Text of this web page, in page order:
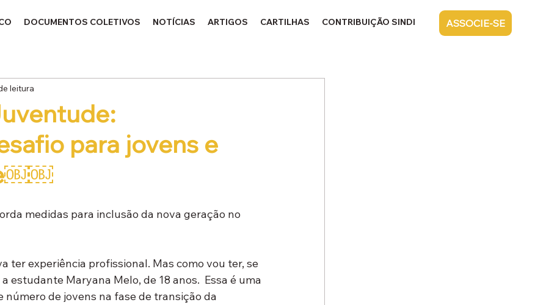
DOCUMENTOS COLETIVOS NOTÍCIAS ARTIGOS CARTILHAS CONTRIBUIÇÃO SINDICAL CONTATO
ASSOCIE-SE
para jovens e
leitura
medidas para inclusão da nova geração no
ter experiência profissional. Mas como vou ter, se
estudante Maryana Melo, de 18 anos.  Essa é uma
de jovens na fase de transição da